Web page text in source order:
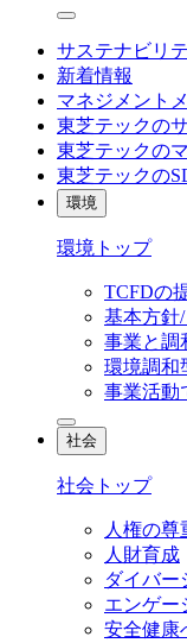
サステナビリ
新着情報
マネジメント
東芝テックの
東芝テックの
東芝テックの
環境
環境トップ
TCFDの
基本方針
事業と調
環境調和
事業活動
社会
社会トップ
人権の尊
人財育成
ダイバー
エンゲー
安全健康